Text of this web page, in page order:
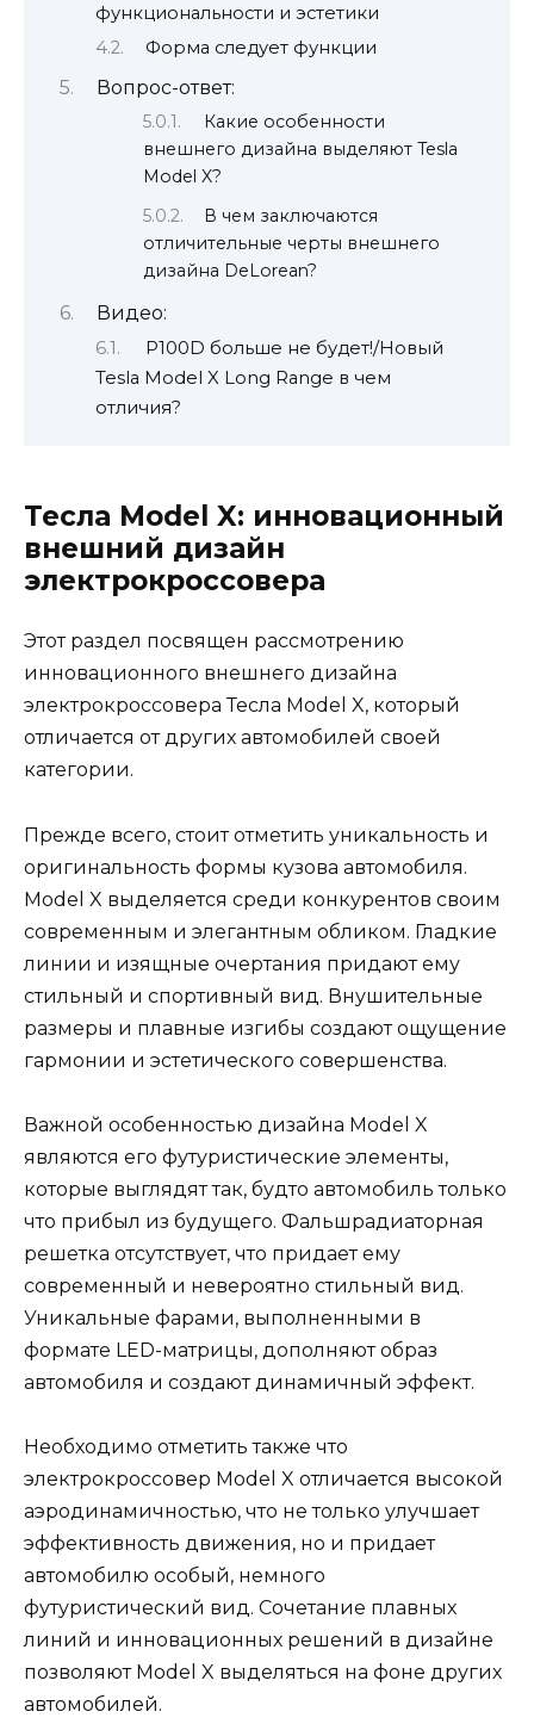
функциональности и эстетики
Форма следует функции
Вопрос-ответ:
Какие особенности
внешнего дизайна выделяют Tesla
Model X?
В чем заключаются
отличительные черты внешнего
дизайна DeLorean?
Видео:
P100D больше не будет!/Новый
Tesla Model X Long Range в чем
отличия?
Тесла Model X: инновационный
внешний дизайн
электрокроссовера
Этот раздел посвящен рассмотрению
инновационного внешнего дизайна
электрокроссовера Тесла Model X, который
отличается от других автомобилей своей
категории.
Прежде всего, стоит отметить уникальность и
оригинальность формы кузова автомобиля.
Model X выделяется среди конкурентов своим
современным и элегантным обликом. Гладкие
линии и изящные очертания придают ему
стильный и спортивный вид. Внушительные
размеры и плавные изгибы создают ощущение
гармонии и эстетического совершенства.
Важной особенностью дизайна Model X
являются его футуристические элементы,
которые выглядят так, будто автомобиль только
что прибыл из будущего. Фальшрадиаторная
решетка отсутствует, что придает ему
современный и невероятно стильный вид.
Уникальные фарами, выполненными в
формате LED-матрицы, дополняют образ
автомобиля и создают динамичный эффект.
Необходимо отметить также что
электрокроссовер Model X отличается высокой
аэродинамичностью, что не только улучшает
эффективность движения, но и придает
автомобилю особый, немного
футуристический вид. Сочетание плавных
линий и инновационных решений в дизайне
позволяют Model X выделяться на фоне других
автомобилей.